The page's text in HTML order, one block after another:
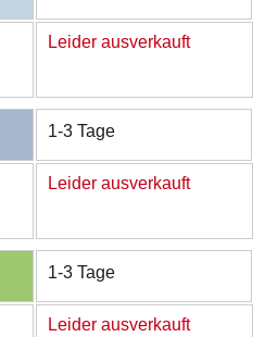
Leider ausverkauft
1-3 Tage
Leider ausverkauft
1-3 Tage
Leider ausverkauft